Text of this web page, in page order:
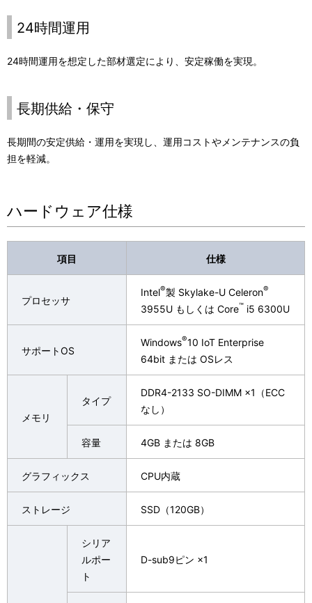
24時間運用
24時間運用を想定した部材選定により、安定稼働を実現。
長期供給・保守
長期間の安定供給・運用を実現し、運用コストやメンテナンスの負
担を軽減。
ハードウェア仕様
項目 仕様
プロセッサ
Intel®製 Skylake-U Celeron®
3955U もしくは Core™ i5 6300U
サポートOS
Windows®10 IoT Enterprise
64bit または OSレス
メモリ
タイプ
DDR4-2133 SO-DIMM ×1（ECC
なし）
容量 4GB または 8GB
グラフィックス CPU内蔵
ストレージ SSD（120GB）
シリア
ルポー
ト
D-sub9ピン ×1